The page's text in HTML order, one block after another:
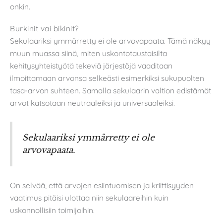
onkin.
Burkinit vai bikinit?
Sekulaariksi ymmärretty ei ole arvovapaata. Tämä näkyy
muun muassa siinä, miten uskontotaustaisilta
kehitysyhteistyötä tekeviä järjestöjä vaaditaan
ilmoittamaan arvonsa selkeästi esimerkiksi sukupuolten
tasa-arvon suhteen. Samalla sekulaarin valtion edistämät
arvot katsotaan neutraaleiksi ja universaaleiksi.
Sekulaariksi ymmärretty ei ole
arvovapaata.
On selvää, että arvojen esiintuomisen ja kriittisyyden
vaatimus pitäisi ulottaa niin sekulaareihin kuin
uskonnollisiin toimijoihin.